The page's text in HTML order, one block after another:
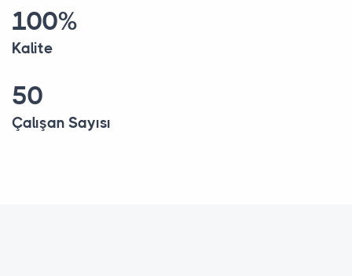
100%
Kalite
50
Çalışan Sayısı